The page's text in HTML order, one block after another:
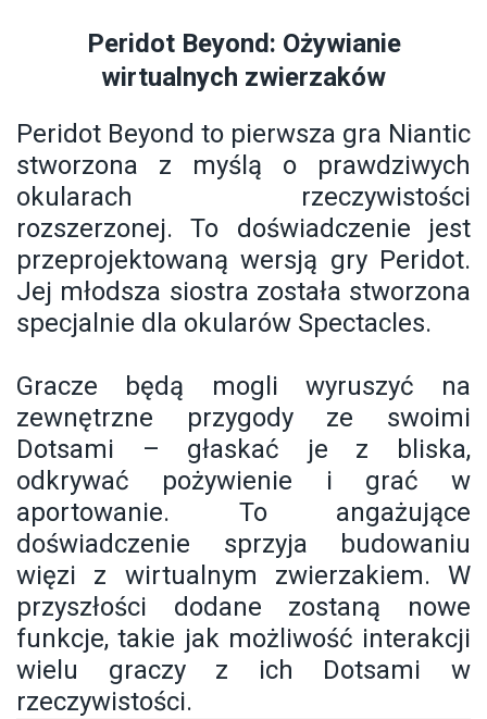
Peridot Beyond: Ożywianie
wirtualnych zwierzaków
Peridot Beyond to pierwsza gra Niantic
stworzona z myślą o prawdziwych
okularach rzeczywistości
rozszerzonej. To doświadczenie jest
przeprojektowaną wersją gry Peridot.
Jej młodsza siostra została stworzona
specjalnie dla okularów Spectacles.
Gracze będą mogli wyruszyć na
zewnętrzne przygody ze swoimi
Dotsami – głaskać je z bliska,
odkrywać pożywienie i grać w
aportowanie. To angażujące
doświadczenie sprzyja budowaniu
więzi z wirtualnym zwierzakiem. W
przyszłości dodane zostaną nowe
funkcje, takie jak możliwość interakcji
wielu graczy z ich Dotsami w
rzeczywistości.